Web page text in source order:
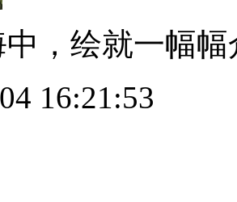
，绘就一幅
16:21:53